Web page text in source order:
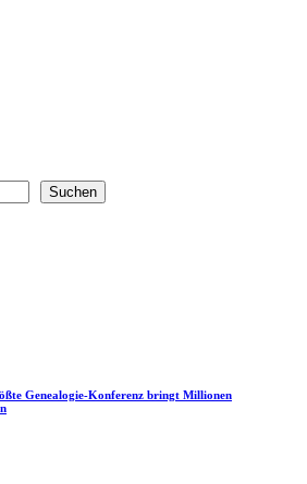
Suchen
Genealogie-Konferenz bringt Millionen